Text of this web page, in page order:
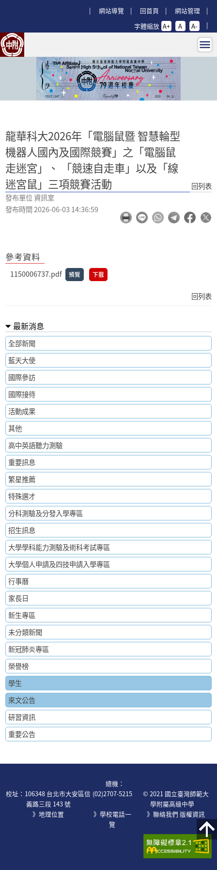
網站導覽
回首頁
網站管理
字體縮放 A+ A A-
龍華科大2026年「電腦鼠暨 智慧輪
:::
龍華科大2026年「電腦鼠暨 智慧輪型
機器人國內及國際競賽」之「電腦鼠
走迷宮」、 「競速自走車」以及「線
迷宮鼠」三項競賽活動
發布單位 資訊室
發布時間 2026-06-03 14:36:59
回列表
參考資料
1150006737.pdf 預覽 下載
回列表
最新消息
全部新聞
藍天大使
國際參訪
國際接待
活動成果
其他
高中英語聽力測驗
重要訊息
繁星推薦
特殊選才
分科測驗及分發入學專區
招生訊息
大學學科能力測驗及術科考試專區
大學個人申請及四技申請入學專區
行事曆
家長日
新生專區
未分類新聞
新冠肺炎專區
榮譽榜
學生
來文公告
研習資訊
重要公告
校址：106348 台北市大安區信
義路三段 143 號
》地理位置
總機：
(02)2707-5215
》學校電話一
覽
© 2021 國立臺灣師範大
學附屬高級中學
》聯絡我們 版權資訊